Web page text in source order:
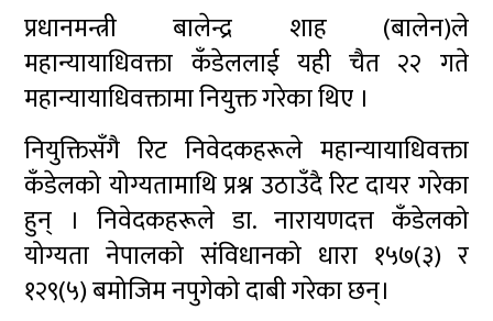
प्रधानमन्त्री बालेन्द्र शाह (बालेन)ले
महान्यायाधिवक्ता कँडेललाई यही चैत २२ गते
महान्यायाधिवक्तामा नियुक्त गरेका थिए ।
नियुक्तिसँगै रिट निवेदकहरूले महान्यायाधिवक्ता
कँडेलको योग्यतामाथि प्रश्न उठाउँदै रिट दायर गरेका
हुन् । निवेदकहरूले डा. नारायणदत्त कँडेलको
योग्यता नेपालको संविधानको धारा १५७(३) र
१२९(५) बमोजिम नपुगेको दाबी गरेका छन्।